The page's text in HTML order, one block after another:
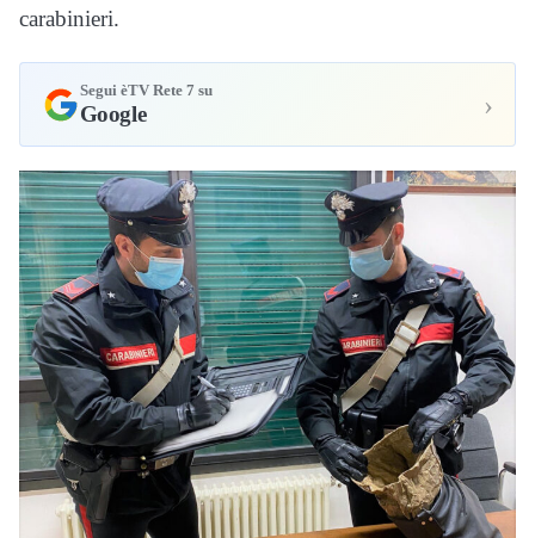
carabinieri.
Segui èTV Rete 7 su
Google ›